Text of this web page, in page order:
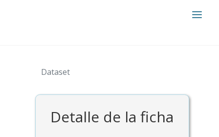
Dataset
Detalle de la ficha